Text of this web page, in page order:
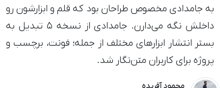
به جامدادی مخصوص طراحان بود که قلم و ابزارشون رو
داخلش نگه می‌دارن. جامدادی از نسخه ۵ تبدیل به
بستر انتشار ابزارهای مختلف از جمله؛ فونت، برچسب و
پروژه‌ برای کاربران متن‌نگار شد.
محمود آفریده